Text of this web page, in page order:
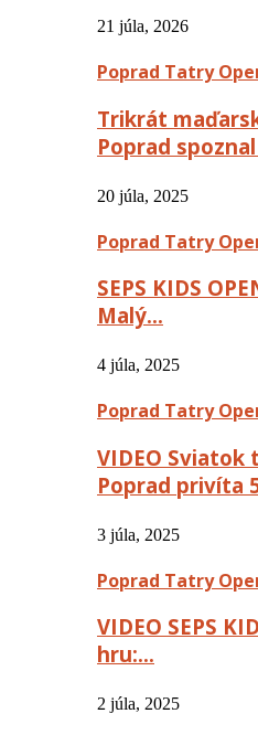
21 júla, 2026
Poprad Tatry
Trikrát
Poprad
20 júla, 2025
Poprad Tatry
SEPS KIDS
Malý…
4 júla, 2025
Poprad Tatry
VIDEO
Poprad privíta
3 júla, 2025
Poprad Tatry
VIDEO SEPS
hru:…
2 júla, 2025